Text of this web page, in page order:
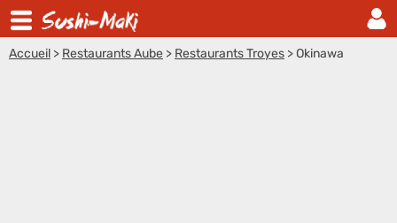
Accueil > Restaurants Aube > Restaurants Troyes >Okinawa